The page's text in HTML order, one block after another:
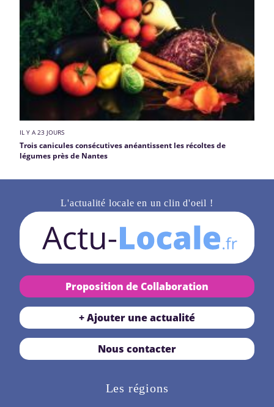
IL Y A 23 JOURS
Trois canicules consécutives anéantissent les récoltes de
légumes près de Nantes
L'actualité locale en un clin d'oeil !
Proposition de Collaboration
+ Ajouter une actualité
Nous contacter
Les régions